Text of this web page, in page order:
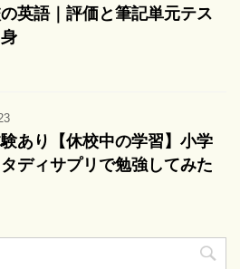
英語｜評価と筆記単元テス
あり【休校中の学習】小学
ディサプリで勉強してみた